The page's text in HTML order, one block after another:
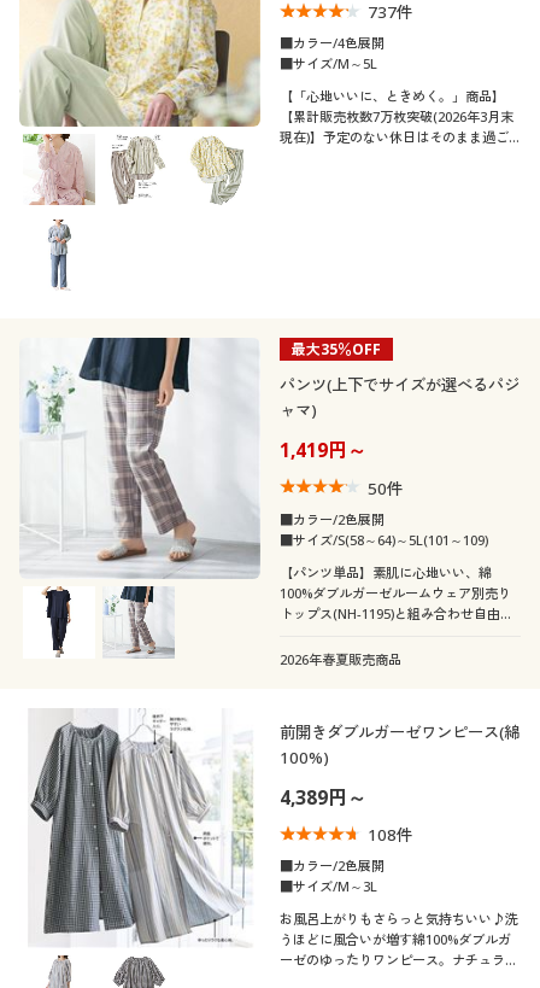
ハイネック
スウェット ナイロン
キルティング リネン・麻
ベロア コーデュロイ
機能・特徴
ウォッシャブル(洗
える)
吸汗速乾
冷感・涼感
シーン
スポーツ
テイスト
カジュアル
ゆったり レギュラー
年代
20代
40代 50代
60代
シーズン
夏
秋 冬
価格 ～
737件
■カラー/4色展開
■サイズ/M～5L
【「心地いいに、ときめく。」商品】
【累計販売枚数7万枚突破(2026年3月末
現在)】予定のない休日はそのまま過ご
最大35％OFF
パンツ(上下でサイズが選べるパジ
ャマ)
1,419円～
50件
■カラー/2色展開
■サイズ/S(58～64)～5L(101～109)
【パンツ単品】素肌に心地いい、綿
100%ダブルガーゼルームウェア別売り
トップス(NH-1195)と組み合わせ自由♪
びたい!洗い替え用にパンツだけ2枚欲し
2026年春夏販売商品
前開きダブルガーゼワンピース(綿
100%)
4,389円～
108件
■カラー/2色展開
■サイズ/M～3L
お風呂上がりもさらっと気持ちいい♪洗
うほどに風合いが増す綿100%ダブルガ
ーゼのゆったりワンピース。ナチュラル